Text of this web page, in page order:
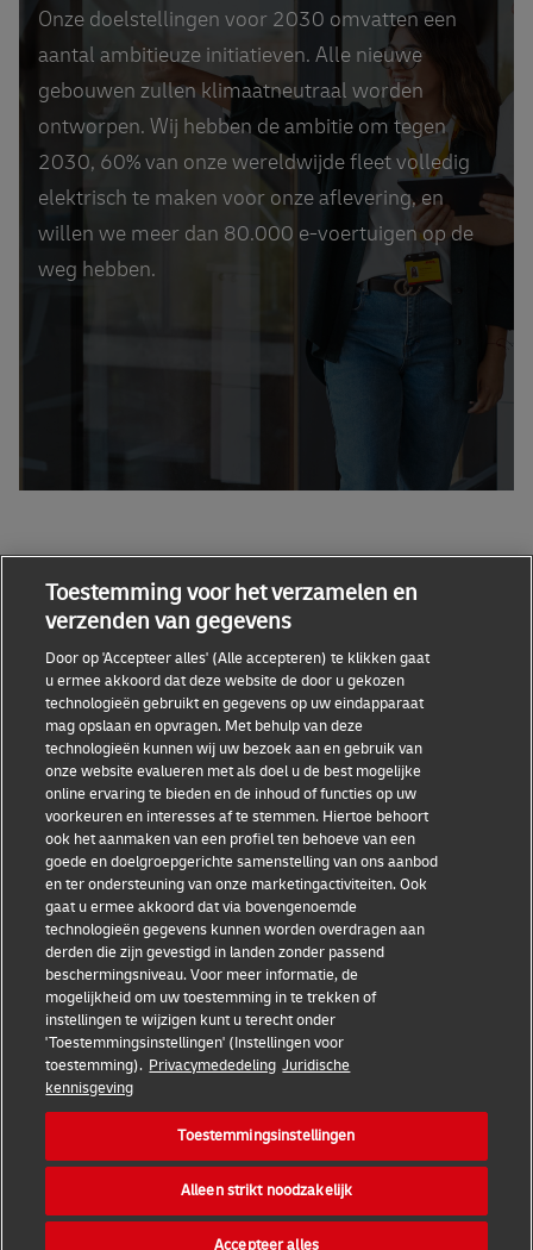
Onze doelstellingen voor 2030 omvatten een
aantal ambitieuze initiatieven. Alle nieuwe
gebouwen zullen klimaatneutraal worden
ontworpen. Wij hebben de ambitie om tegen
2030, 60% van onze wereldwijde fleet volledig
elektrisch te maken voor onze aflevering, en
willen we meer dan 80.000 e-voertuigen op de
weg hebben.
Handige links
Helpdesk
DHL
Toestemmingsinstellingen Algemene voorwaarden
Privacy Policy Toegankelijkheid
2026 DHL Express. Alle rechten voorbehouden
Toestemming voor het verzamelen en
verzenden van gegevens
Door op 'Accepteer alles' (Alle accepteren) te klikken gaat
u ermee akkoord dat deze website de door u gekozen
technologieën gebruikt en gegevens op uw eindapparaat
mag opslaan en opvragen. Met behulp van deze
technologieën kunnen wij uw bezoek aan en gebruik van
onze website evalueren met als doel u de best mogelijke
online ervaring te bieden en de inhoud of functies op uw
voorkeuren en interesses af te stemmen. Hiertoe behoort
ook het aanmaken van een profiel ten behoeve van een
goede en doelgroepgerichte samenstelling van ons aanbod
en ter ondersteuning van onze marketingactiviteiten. Ook
gaat u ermee akkoord dat via bovengenoemde
technologieën gegevens kunnen worden overdragen aan
derden die zijn gevestigd in landen zonder passend
beschermingsniveau. Voor meer informatie, de
mogelijkheid om uw toestemming in te trekken of
instellingen te wijzigen kunt u terecht onder
'Toestemmingsinstellingen' (Instellingen voor
toestemming). Privacymededeling Juridische
kennisgeving
Toestemmingsinstellingen
Alleen strikt noodzakelijk
Accepteer alles